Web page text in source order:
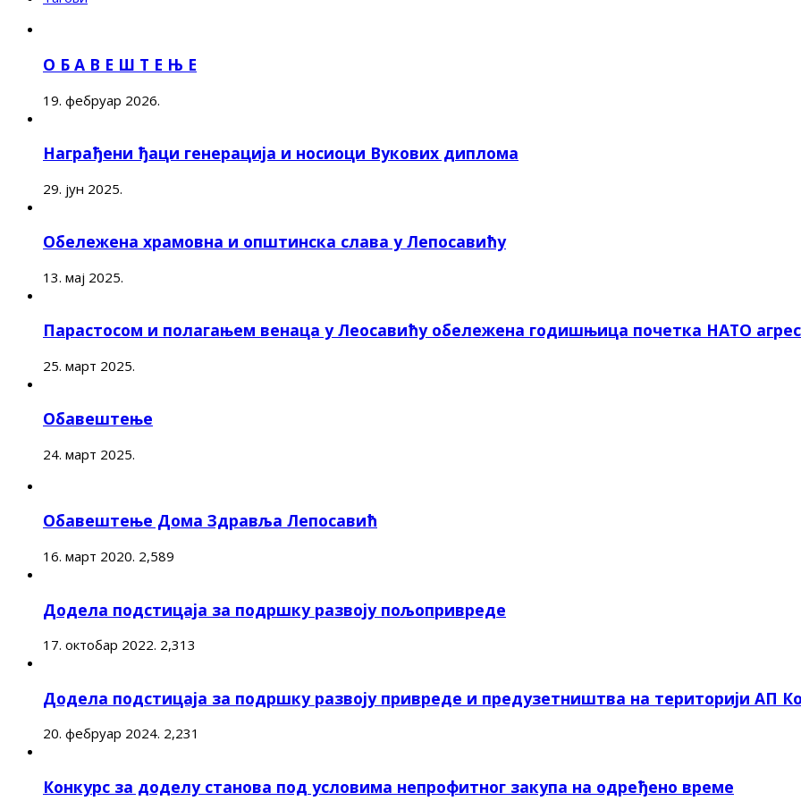
О Б А В Е Ш Т Е Њ Е
19. фебруар 2026.
Награђени ђаци генерација и носиоци Вукових диплома
29. јун 2025.
Обележена храмовна и општинска слава у Лепосавићу
13. мај 2025.
Парастосом и полагањем венаца у Леосавићу обележена годишњица почетка НАТО
25. март 2025.
Обавештење
24. март 2025.
Обавештење Дома Здравља Лепосавић
16. март 2020. 2,589
Додела подстицаја за подршку развоју пољопривреде
17. октобар 2022. 2,313
Додела подстицаја за подршку развоју привреде и предузетништва на територији АП
20. фебруар 2024. 2,231
Конкурс за доделу станова под условима непрофитног закупа на одређено време